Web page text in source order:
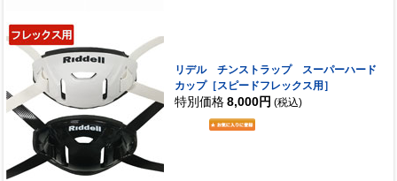
リデル チンストラップ スーパーハード
カップ［スピードフレックス用］
特別価格 8,000円 (税込)